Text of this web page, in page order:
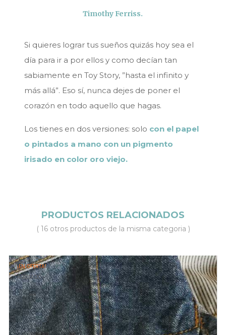
Timothy Ferriss.
Si quieres lograr tus sueños quizás hoy sea el
día para ir a por ellos y como decían tan
sabiamente en Toy Story, ”hasta el infinito y
más allá”. Eso sí, nunca dejes de poner el
corazón en todo aquello que hagas.
Los tienes en dos versiones: solo con el papel
o pintados a mano con un pigmento
irisado en color oro viejo.
PRODUCTOS RELACIONADOS
( 16 otros productos de la misma categoria )
¡EN OFERTA!
AGOTADO